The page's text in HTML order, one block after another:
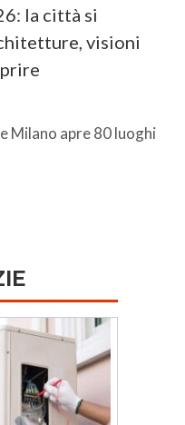
la città si
visioni
Milano apre 80 luoghi